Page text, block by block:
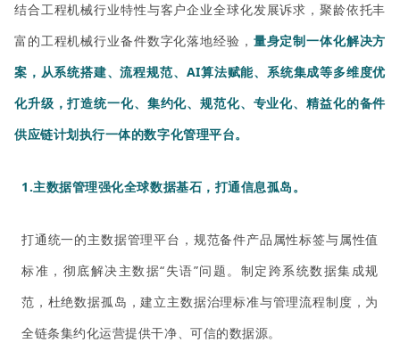
结合工程机械行业特性与客户企业全球化发展诉求，聚龄依托丰
富的工程机械行业备件数字化落地经验， 量身定制一体化解决方
案，从系统搭建、流程规范、AI算法赋能、系统集成等多维度优
化升级，打造统一化、集约化、规范化、专业化、精益化的备件
供应链计划执行一体的数字化管理平台。
1.主数据管理强化全球数据基石，打通信息孤岛。
打通统一的主数据管理平台，规范备件产品属性标签与属性值
标准，彻底解决主数据“失语”问题。制定跨系统数据集成规
范，杜绝数据孤岛，建立主数据治理标准与管理流程制度，为
全链条集约化运营提供干净、可信的数据源。